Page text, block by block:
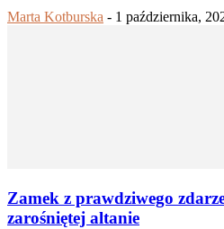
Marta Kotburska - 1 października,
Zamek z prawdziwego
zarośniętej altanie